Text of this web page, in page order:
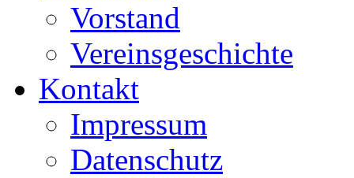
Vorstand
Vereinsgeschichte
Kontakt
Impressum
Datenschutz